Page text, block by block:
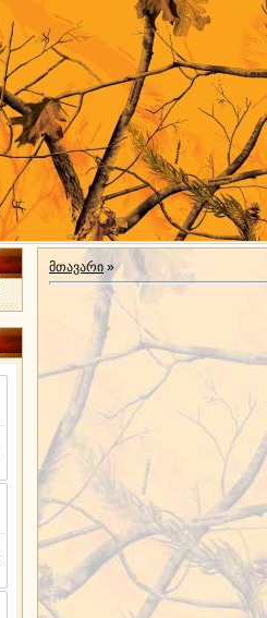
მთავარი »